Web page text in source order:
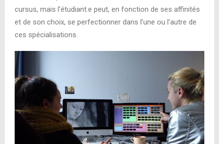
cursus, mais l’étudiant.e peut, en fonction de ses affinités
et de son choix, se perfectionner dans l’une ou l’autre de
ces spécialisations.